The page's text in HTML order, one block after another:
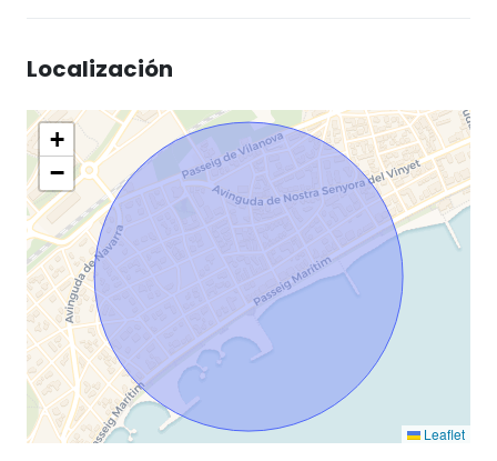
Localización
+
−
Leaflet